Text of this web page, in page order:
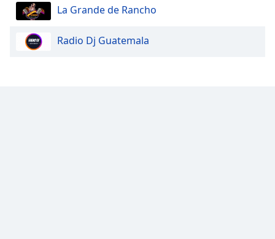
La Grande de Rancho
Radio Dj Guatemala